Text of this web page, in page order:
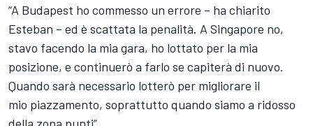
“A Budapest ho commesso un errore – ha chiarito
Esteban – ed è scattata la penalità. A Singapore no,
stavo facendo la mia gara, ho lottato per la mia
posizione, e continuerò a farlo se capiterà di nuovo.
Quando sarà necessario lotterò per migliorare il
mio piazzamento, soprattutto quando siamo a ridosso